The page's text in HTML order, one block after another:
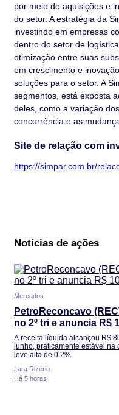
por meio de aquisições e
do setor. A estratégia da
investindo em empresas
dentro do setor de
otimização entre suas
em crescimento e
soluções para o setor. A
segmentos, está exposta
deles, como a variação
concorrência e as
Site de relação com
https://simpar.com.br/
Notícias de ações
Mercados
PetroReconcavo
no 2º tri e anuncia R$
A receita líquida alcançou R$
junho, praticamente estável na
leve alta de 0,2%
Lara Rizério
Há 5 horas